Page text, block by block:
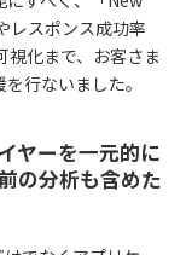
レスポンス成功率
視化まで、お客さま
行ないました。
ヤーを一元的に
の分析も含めた